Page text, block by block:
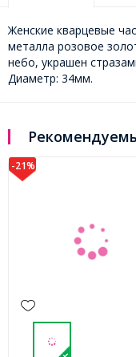
Женские кварцевые
металла розовое
небо, украшен
Диаметр: 34мм.
-28%